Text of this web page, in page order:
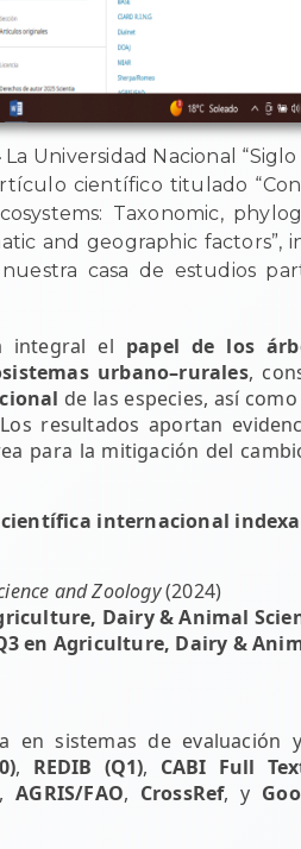
La Universidad Nacional “Siglo
científico titulado
Taxonomic,
and geographic factors”,
casa de estudios
integral el papel de los
urbano–rurales,
de las especies, así
resultados aportan
para la mitigación del
internacional
and Zoology(2024)
Dairy & Animal
Q3 en Agriculture, Dairy &
en sistemas de evaluación
, REDIB (Q1), CABI Full
,AGRIS/FAO, CrossRef, y